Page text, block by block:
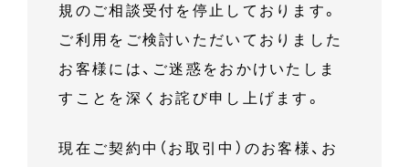
規のご相談受付を停止しております。
ご利用をご検討いただいておりました
お客様には、ご迷惑をおかけいたしま
すことを深くお詫び申し上げます。
現在ご契約中（お取引中）のお客様、お